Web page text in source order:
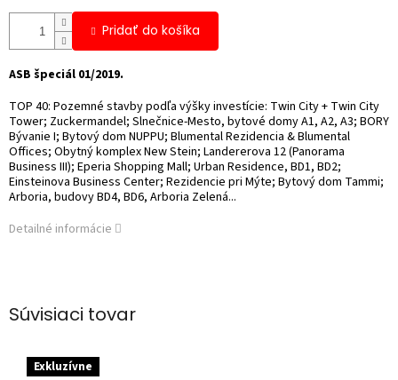
Pridať do košíka
ASB špeciál 01/2019.
TOP 40: Pozemné stavby podľa výšky investície: Twin City + Twin City
Tower; Zuckermandel; Slnečnice-Mesto, bytové domy A1, A2, A3; BORY
Bývanie I; Bytový dom NUPPU; Blumental Rezidencia & Blumental
Offices; Obytný komplex New Stein; Landererova 12 (Panorama
Business III); Eperia Shopping Mall; Urban Residence, BD1, BD2;
Einsteinova Business Center; Rezidencie pri Mýte; Bytový dom Tammi;
Arboria, budovy BD4, BD6, Arboria Zelená...
Detailné informácie
Súvisiaci tovar
Exkluzívne